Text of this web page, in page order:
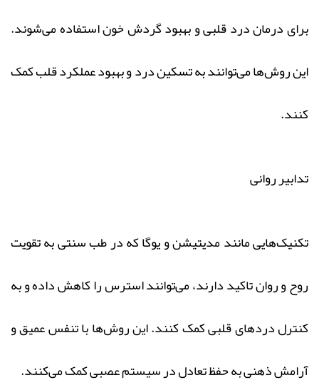
برای درمان درد قلبی و بهبود گردش خون استفاده می‌شوند.
این روش‌ها می‌توانند به تسکین درد و بهبود عملکرد قلب کمک
کنند.
تدابیر روانی
تکنیک‌هایی مانند مدیتیشن و یوگا که در طب سنتی به تقویت
روح و روان تاکید دارند، می‌توانند استرس را کاهش داده و به
کنترل دردهای قلبی کمک کنند. این روش‌ها با تنفس عمیق و
آرامش ذهنی به حفظ تعادل در سیستم عصبی کمک می‌کنند.